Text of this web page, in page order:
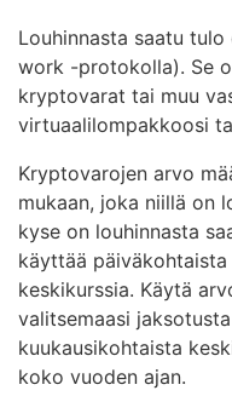
kyseisiin tavaroihin.
Tavaroiden osto eli
verkkokaupan
kryptovaluutan
Sebastianille syntyy
verotettavaa
euroa (= sadan
500 euroa.
Näin Sebastian
syntyneen
Luovutuspäivä:
Louhinnasta saatu
work -protokolla). Se
kryptovarat tai muu
virtuaalilompakkoosi
Kryptovarojen arvo
mukaan, joka niillä on
kyse on louhinnasta
käyttää
keskikurssia. Käytä
valitsemaasi
kuukausikohtaista
koko vuoden ajan.